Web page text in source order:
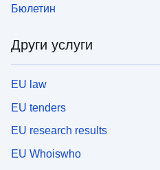
Бюлетин
Други услуги
EU law
EU tenders
EU research results
EU Whoiswho